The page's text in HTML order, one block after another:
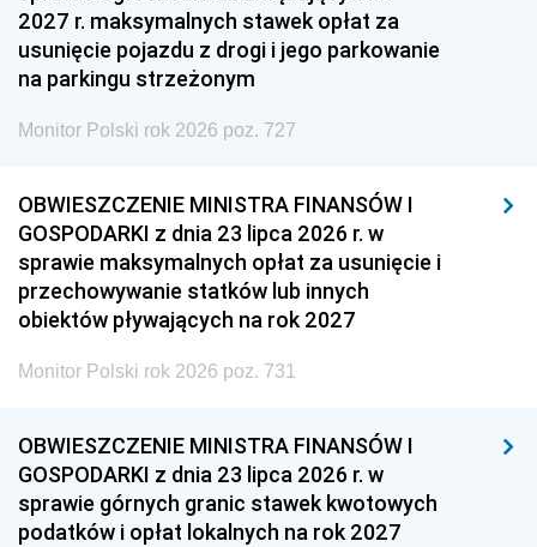
2027 r. maksymalnych stawek opłat za
usunięcie pojazdu z drogi i jego parkowanie
na parkingu strzeżonym
Monitor Polski rok 2026 poz. 727
OBWIESZCZENIE MINISTRA FINANSÓW I
GOSPODARKI z dnia 23 lipca 2026 r. w
sprawie maksymalnych opłat za usunięcie i
przechowywanie statków lub innych
obiektów pływających na rok 2027
Monitor Polski rok 2026 poz. 731
OBWIESZCZENIE MINISTRA FINANSÓW I
GOSPODARKI z dnia 23 lipca 2026 r. w
sprawie górnych granic stawek kwotowych
podatków i opłat lokalnych na rok 2027